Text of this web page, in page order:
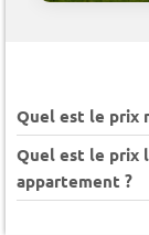
Quel est le prix
Quel est le prix
appartement ?